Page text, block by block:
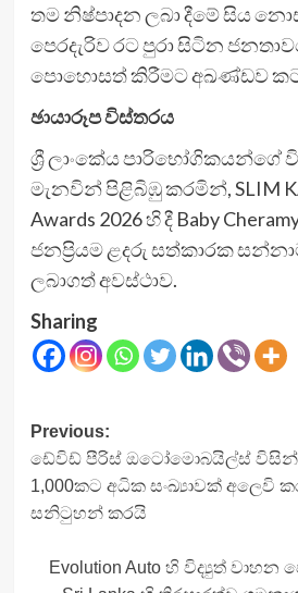
තම නිෂ්පාදන ලබා දීමේ සිය
පෙරදැරිව රට පුරා සිටින
පොහොසත් කිරීමට අඛණ්ඩව
ඡායාරූප විස්තරය
ශ්‍රී ලාංකේය පාරිභෝගිකයන්ගේ
මැනවින් පිළිබිඹු කරමින්, SLIM
Awards 2026 හි දී Baby
ජනප්‍රියම ළදරු සත්කාරක
ලබාගත් අවස්ථාව.
Sharing
Post
navigation
Previous:
ඩේවිඩ් පීරිස් ඔටෝමොබයිල්ස් විසින්
1,000කට අධික සංඛ්‍යාවක් අලෙවි
සනිටුහන් කරයි
Evolution Auto හි විද්‍යුත් වාහන